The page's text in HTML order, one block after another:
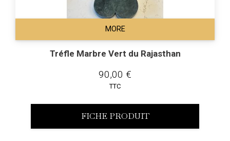
MORE
Tréfle Marbre Vert du Rajasthan
90,00 €
TTC
FICHE PRODUIT